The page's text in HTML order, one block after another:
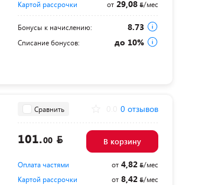
Картой рассрочки
от29,08 /мес
Бонусы к начислению: 8.73
Списание бонусов: до 10%
Сравнить 0 отзывов
101.00 В корзину
Оплата частями от4,82
/мес
Картой рассрочки
от8,42 /мес